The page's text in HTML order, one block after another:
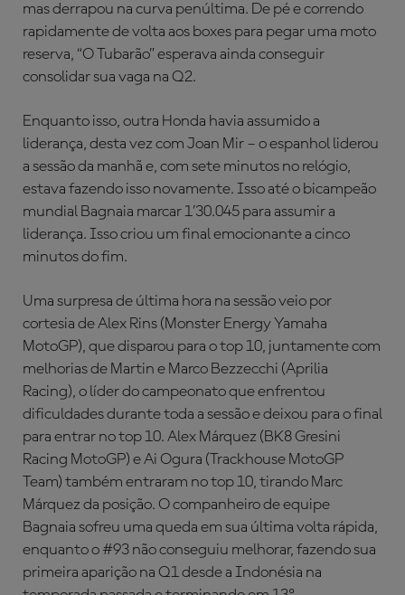
mas derrapou na curva penúltima. De pé e correndo
rapidamente de volta aos boxes para pegar uma moto
reserva, “O Tubarão” esperava ainda conseguir
consolidar sua vaga na Q2.
Enquanto isso, outra Honda havia assumido a
liderança, desta vez com Joan Mir – o espanhol liderou
a sessão da manhã e, com sete minutos no relógio,
estava fazendo isso novamente. Isso até o bicampeão
mundial Bagnaia marcar 1’30.045 para assumir a
liderança. Isso criou um final emocionante a cinco
minutos do fim.
Uma surpresa de última hora na sessão veio por
cortesia de Alex Rins (Monster Energy Yamaha
MotoGP), que disparou para o top 10, juntamente com
melhorias de Martin e Marco Bezzecchi (Aprilia
Racing), o líder do campeonato que enfrentou
dificuldades durante toda a sessão e deixou para o final
para entrar no top 10. Alex Márquez (BK8 Gresini
Racing MotoGP) e Ai Ogura (Trackhouse MotoGP
Team) também entraram no top 10, tirando Marc
Márquez da posição. O companheiro de equipe
Bagnaia sofreu uma queda em sua última volta rápida,
enquanto o #93 não conseguiu melhorar, fazendo sua
primeira aparição na Q1 desde a Indonésia na